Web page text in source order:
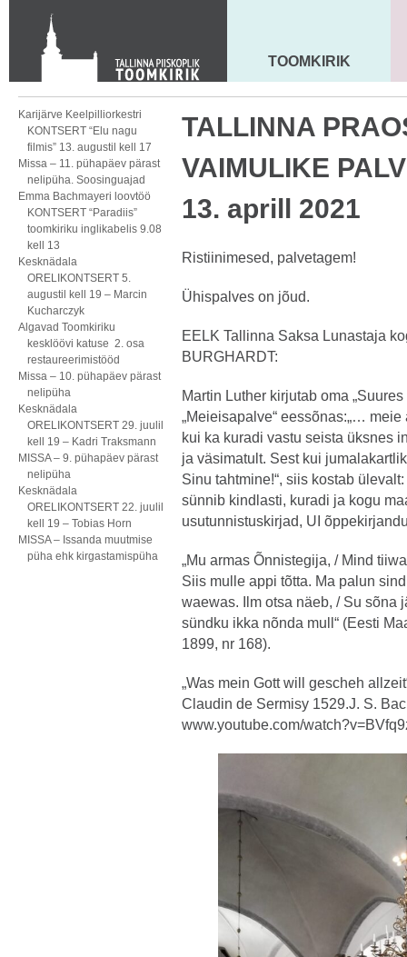
KONTAKT
Toom-Kooli 6, 10130 TALLINN
tallinna.toom@eelk.ee
MAARJA KIRIK
TOOMKIRIK
Karijärve Keelpilliorkestri
KONTSERT “Elu nagu
filmis” 13. augustil kell 17
Missa – 11. pühapäev pärast
nelipüha. Soosinguajad
Emma Bachmayeri loovtöö
KONTSERT “Paradiis”
toomkiriku inglikabelis 9.08
kell 13
Kesknädala
ORELIKONTSERT 5.
augustil kell 19 – Marcin
Kucharczyk
Algavad Toomkiriku
kesklöövi katuse 2. osa
restaureerimistööd
Missa – 10. pühapäev pärast
nelipüha
Kesknädala
ORELIKONTSERT 29. juulil
kell 19 – Kadri Traksmann
MISSA – 9. pühapäev pärast
nelipüha
Kesknädala
ORELIKONTSERT 22. juulil
kell 19 – Tobias Horn
MISSA – Issanda muutmise
püha ehk kirgastamispüha
TALLINNA
VAIMULIKE
13. aprill 2021
Ristiinimesed, palvetagem!
Ühispalves on jõud.
EELK Tallinna Saksa Lunastaja
BURGHARDT:
Martin Luther kirjutab oma
„Meieisapalve“ eessõnas:„…
kui ka kuradi vastu seista üksnes
ja väsimatult. Sest kui
Sinu tahtmine!“, siis kostab
sünnib kindlasti, kuradi ja kogu
usutunnistuskirjad, UI
„Mu armas Õnnistegija, / Mind
Siis mulle appi tõtta. Ma palun
waewas. Ilm otsa näeb, / Su sõna
sündku ikka nõnda mull“ (Eesti
1899, nr 168).
„Was mein Gott will gescheh
Claudin de Sermisy 1529.J. S.
www.youtube.com/